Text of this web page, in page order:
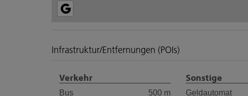
Infrastruktur/Entfernungen (POIs)
Verkehr
Bus 500 m
Sonstige
Geldautomat